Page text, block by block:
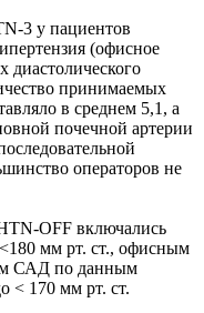
3 у пациентов
(офисное
принимаемых
в среднем 5,1, а
почечной артерии
операторов не
OFF включались
мм рт. ст., офисным
САД по данным
< 170 мм рт. ст.